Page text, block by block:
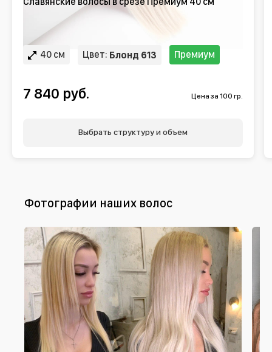
40 см Цвет: Блонд 613 Премиум
7 840 руб. Цена за 100 гр.
Выбрать структуру и объем
Фотографии наших волос